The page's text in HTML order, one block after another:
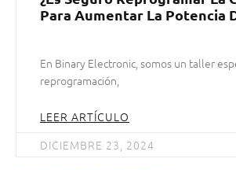
Para Aumentar La Potencia
En Binary Electronic, somos un taller
reprogramación,
LEER ARTÍCULO
DICIEMBRE 23, 2024